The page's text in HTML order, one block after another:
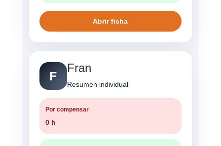
Abrir ficha
F
Fran
Resumen individual
Por compensar
0 h